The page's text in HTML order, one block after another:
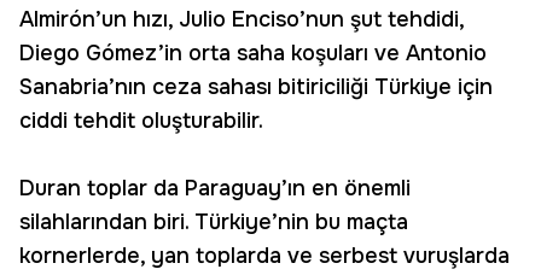
Almirón’un hızı, Julio Enciso’nun şut tehdidi,
Diego Gómez’in orta saha koşuları ve Antonio
Sanabria’nın ceza sahası bitiriciliği Türkiye için
ciddi tehdit oluşturabilir.
Duran toplar da Paraguay’ın en önemli
silahlarından biri. Türkiye’nin bu maçta
kornerlerde, yan toplarda ve serbest vuruşlarda